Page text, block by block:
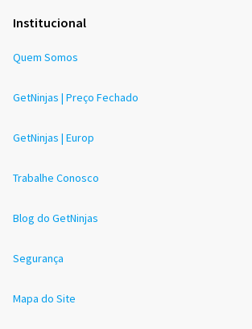
Institucional
Quem Somos
GetNinjas | Preço Fechado
GetNinjas | Europ
Trabalhe Conosco
Blog do GetNinjas
Segurança
Mapa do Site